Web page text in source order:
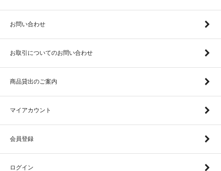
お問い合わせ
お取引についてのお問い合わせ
商品貸出のご案内
マイアカウント
会員登録
ログイン